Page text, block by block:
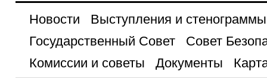
Новости
Выступления и стенограммы
Государственный Совет
Совет
Комиссии и советы
Документы